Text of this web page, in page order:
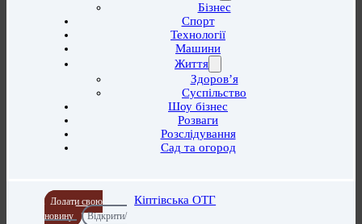
Бізнес
Спорт
Технології
Машини
Життя
Здоров’я
Суспільство
Шоу бізнес
Розваги
Розслідування
Сад та огород
Додати свою
новину
Відкрити/
Кіптівська ОТГ